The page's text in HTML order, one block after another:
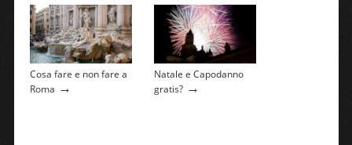
Cosa fare e non fare a
Roma →
Natale e Capodanno
gratis?→